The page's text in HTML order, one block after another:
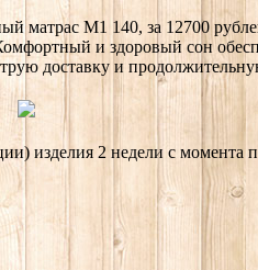
матрас М1 140, за 12700
и здоровый сон
доставку и
изделия 2 недели с момента